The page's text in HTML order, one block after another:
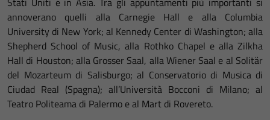
annoverano quelli alla Carnegie Hall e alla Columbia
University di New York; al Kennedy Center di Washington; alla
Shepherd School of Music, alla Rothko Chapel e alla Zilkha
Hall di Houston; alla Grosser Saal, alla Wiener Saal e al Solitär
del Mozarteum di Salisburgo; al Conservatorio di Musica di
Ciudad Real (Spagna); all’Università Bocconi di Milano; al
Teatro Politeama di Palermo e al Mart di Rovereto.